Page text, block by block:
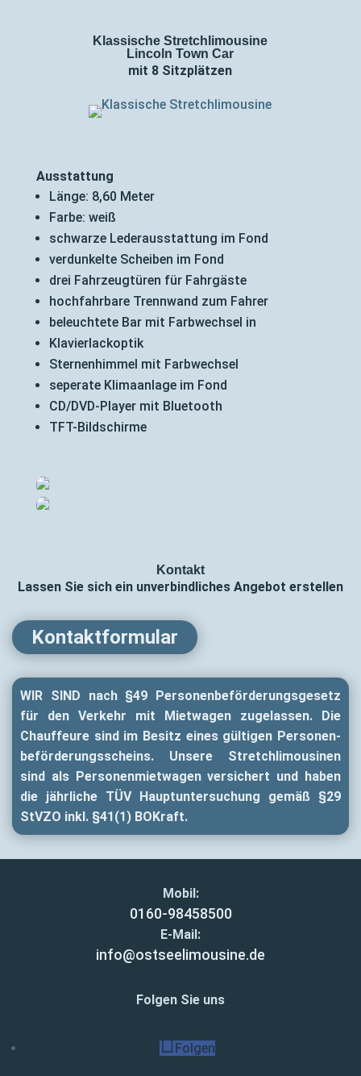
Klassische Stretchlimousine
Lincoln Town Car
mit 8 Sitzplätzen
Ausstattung
Länge: 8,60 Meter
Farbe: weiß
schwarze Lederausstattung im Fond
verdunkelte Scheiben im Fond
drei Fahrzeugtüren für Fahrgäste
hochfahrbare Trennwand zum Fahrer
beleuchtete Bar mit Farbwechsel in
Klavierlackoptik
Sternenhimmel mit Farbwechsel
seperate Klimaanlage im Fond
CD/DVD-Player mit Bluetooth
TFT-Bildschirme
Kontakt
Lassen Sie sich ein unverbindliches Angebot erstellen
Kontaktformular
WIR SIND nach §49 Personen­beför­derungs­gesetz
für den Verkehr mit Mietwagen zugelassen. Die
Chauffeure sind im Besitz eines gültigen Personen­
beför­derungs­scheins. Unsere Stretch­limousinen
sind als Personen­mietwagen versichert und haben
die jährliche TÜV Haupt­untersuchung gemäß §29
StVZO inkl. §41(1) BOKraft.
Mobil:
0160-98458500
E-Mail:
info@ostseelimousine.de
Folgen Sie uns
Folgen